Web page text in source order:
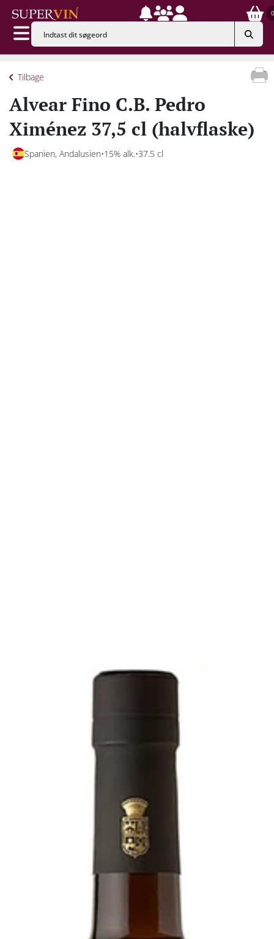
0
Tilbage
Alvear Fino C.B. Pedro
Ximénez 37,5 cl (halvflaske)
Spanien, Andalusien 15% alk. 37.5 cl